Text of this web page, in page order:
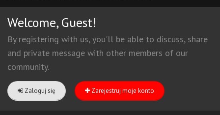
Welcome, Guest!
By registering with us, you'll be able to discuss, share
and private message with other members of our
community.
Zaloguj się Zarejestruj moje konto